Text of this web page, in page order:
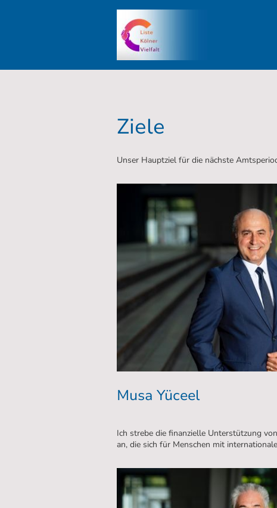
Ziele
Unser Hauptziel für die nächste
Musa Yüceel
Ich strebe die finanzielle Unterstützung
an, die sich für Menschen mit